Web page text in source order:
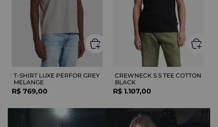
T-SHIRT LUXE PERFOR GREY
MELANGE
R$ 769,00
CREWNECK S S TEE COTTON
BLACK
R$ 1.107,00